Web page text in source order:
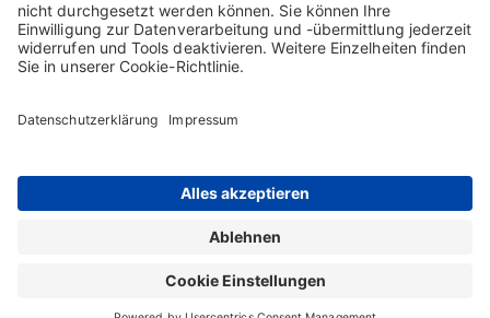
[ Download ]
Kontakt Sitemap Impressum AGB
Deutschland. Copyright © 2026 Biotest GmbH & Co. KGaA. Alle Rechte
vorbehalten. Biotest GmbH & Co. KGaA ist Inhaberin sämtlicher Marken und